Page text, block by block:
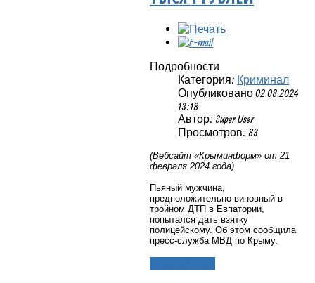
Подробности
Категория: Криминал
Опубликовано 02.08.2024
13:18
Автор: Super User
Просмотров: 83
(Вебсайт «Крыминформ» от 21
февраля 2024 года)
Пьяный мужчина,
предположительно виновный в
тройном ДТП в Евпатории,
попытался дать взятку
полицейскому. Об этом сообщила
пресс-служба МВД по Крыму.